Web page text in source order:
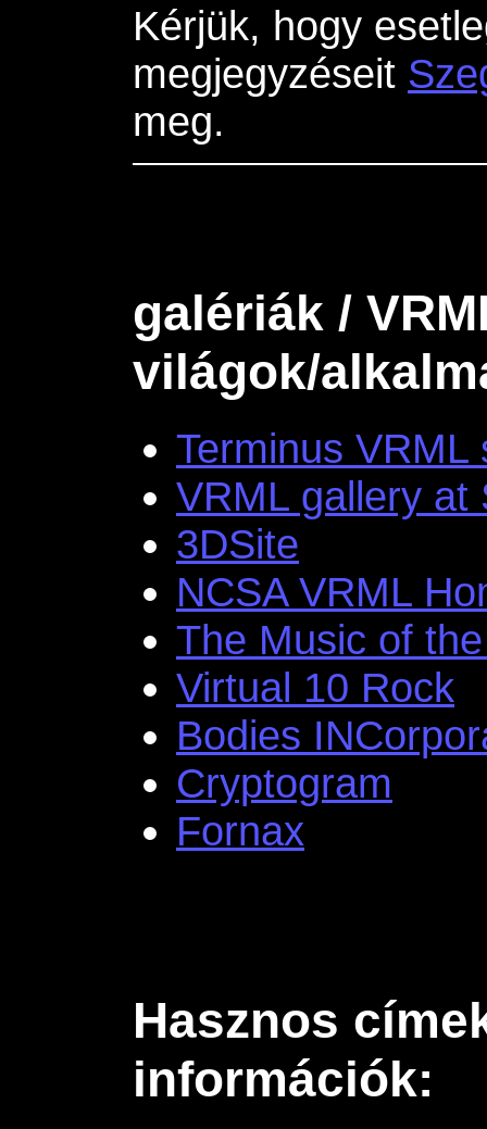
Kérjük, hogy
megjegyzéseit
meg.
galériák /
világok/
Terminus VRML
VRML gallery at
3DSite
NCSA VRML
The Music of
Virtual 10 Rock
Bodies
Cryptogram
Fornax
Hasznos
információk: